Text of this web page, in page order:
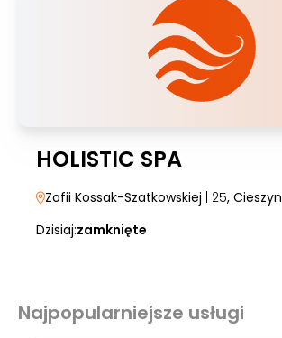
HOLISTIC SPA
Zofii Kossak-Szatkowskiej | 25, Cieszyn
Dzisiaj:zamknięte
Najpopularniejsze usługi